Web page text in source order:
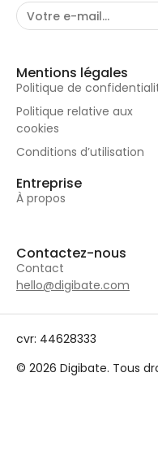
Mentions légales
Politique de
Politique relative aux
cookies
Conditions d’utilisation
Entreprise
À propos
Contactez-nous
Contact
hello@digibate.com
cvr: 44628333
© 2026 Digibate. Tous